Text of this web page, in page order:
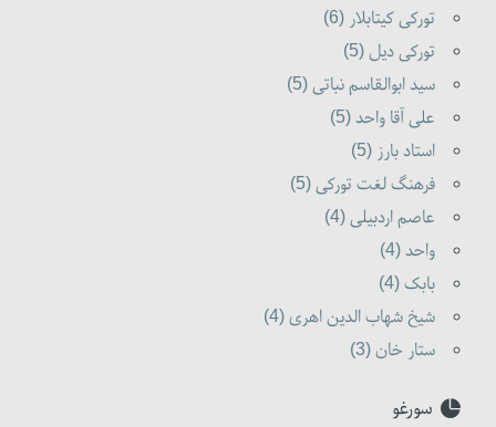
تورکی کیتابلار (6)
تورکی دیل (5)
سید ابوالقاسم نباتی (5)
علی آقا واحد (5)
استاد بارز (5)
فرهنگ لغت تورکی (5)
عاصم اردبیلی (4)
واحد (4)
بابک (4)
شیخ شهاب الدین اهری (4)
ستار خان (3)
سورغو